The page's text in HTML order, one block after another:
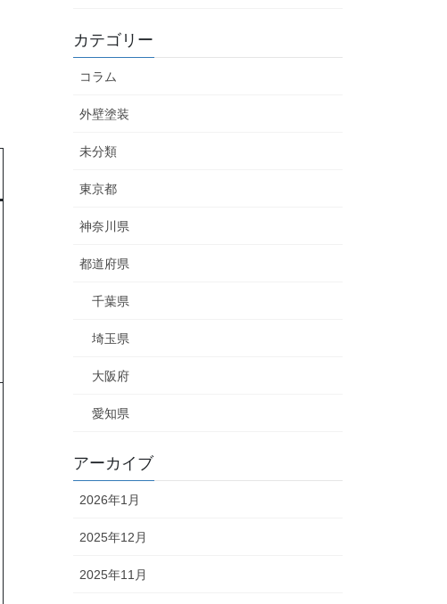
カテゴリー
コラム
外壁塗装
未分類
東京都
神奈川県
都道府県
千葉県
埼玉県
大阪府
愛知県
アーカイブ
2026年1月
2025年12月
2025年11月